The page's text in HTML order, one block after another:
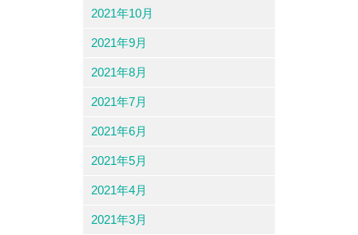
2021年10月
2021年9月
2021年8月
2021年7月
2021年6月
2021年5月
2021年4月
2021年3月